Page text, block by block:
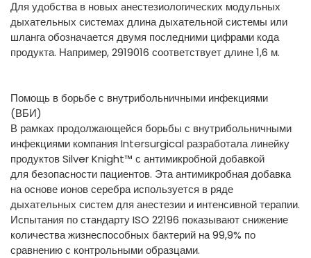
Для удобства в новых анестезиологических модульных
дыхательных системах длина дыхательной системы или
шланга обозначается двумя последними цифрами кода
продукта. Например, 2919016 соответствует длине 1,6 м.
Помощь в борьбе с внутрибольничными инфекциями
(ВБИ)
В рамках продолжающейся борьбы с внутрибольничными
инфекциями компания Intersurgical разработала линейку
продуктов Silver Knight™ с антимикробной добавкой
для безопасности пациентов. Эта антимикробная добавка
на основе ионов серебра используется в ряде
дыхательных систем для анестезии и интенсивной терапии.
Испытания по стандарту ISO 22196 показывают снижение
количества жизнеспособных бактерий на 99,9% по
сравнению с контрольными образцами.